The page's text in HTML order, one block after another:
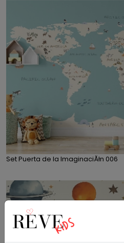
Set Puerta de la ImaginaciĂłn 006